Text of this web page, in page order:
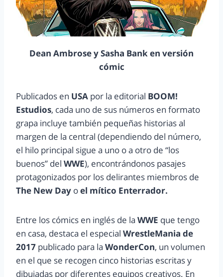
Dean Ambrose y Sasha Bank en versión
cómic
Publicados en USA por la editorial BOOM!
Estudios, cada uno de sus números en formato
grapa incluye también pequeñas historias al
margen de la central (dependiendo del número,
el hilo principal sigue a uno o a otro de “los
buenos” del WWE), encontrándonos pasajes
protagonizados por los delirantes miembros de
The New Day oel mítico Enterrador.
Entre los cómics en inglés de la WWE que tengo
en casa, destaca el especial WrestleMania de
2017 publicado para la WonderCon, un volumen
en el que se recogen cinco historias escritas y
dibujadas por diferentes equipos creativos. En